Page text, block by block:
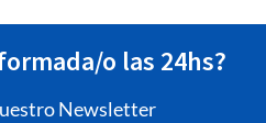
o las 24hs?
Newsletter